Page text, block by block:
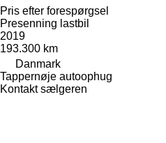
Pris efter forespørgsel
Presenning lastbil
2019
193.300 km
Danmark
Tappernøje autoophug
Kontakt sælgeren